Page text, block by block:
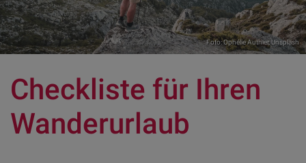
Foto:Ophélie Authier,Unsplash
Checkliste für Ihren
Wanderurlaub